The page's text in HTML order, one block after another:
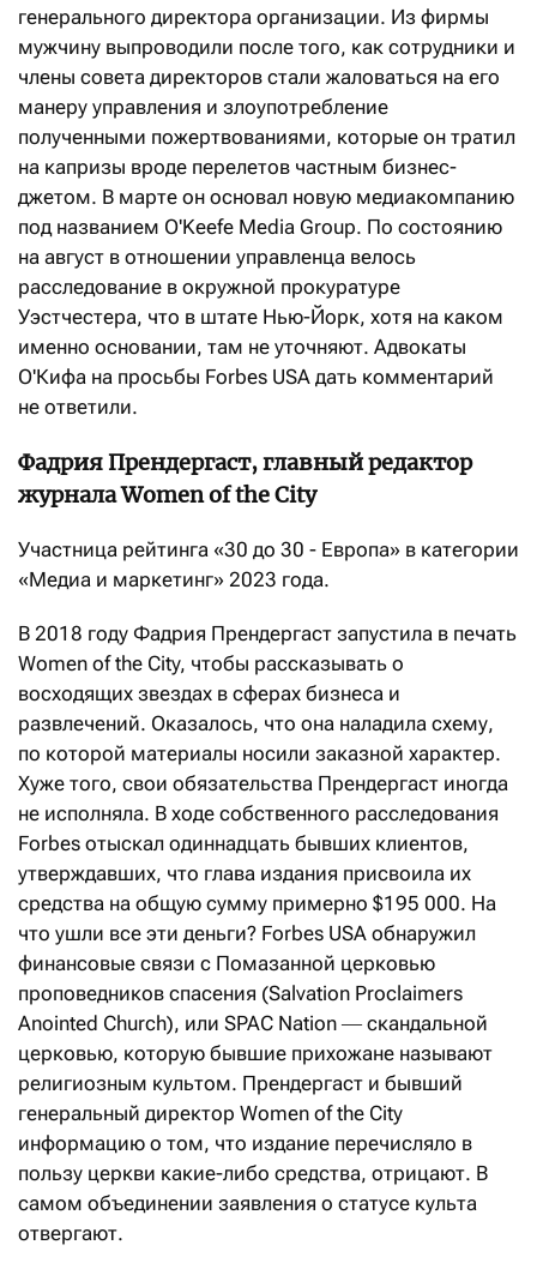
генерального директора организации. Из фирмы
мужчину выпроводили после того, как сотрудники и
члены совета директоров стали жаловаться на его
манеру управления и злоупотребление
полученными пожертвованиями, которые он тратил
на капризы вроде перелетов частным бизнес-
джетом. В марте он основал новую медиакомпанию
под названием O'Keefe Media Group. По состоянию
на август в отношении управленца велось
расследование в окружной прокуратуре
Уэстчестера, что в штате Нью-Йорк, хотя на каком
именно основании, там не уточняют. Адвокаты
О'Кифа на просьбы Forbes USA дать комментарий
не ответили.
Фадрия Прендергаст, главный редактор
журнала Women of the City
Участница рейтинга «30 до 30 - Европа» в категории
«Медиа и маркетинг» 2023 года.
В 2018 году Фадрия Прендергаст запустила в печать
Women of the City, чтобы рассказывать о
восходящих звездах в сферах бизнеса и
развлечений. Оказалось, что она наладила схему,
по которой материалы носили заказной характер.
Хуже того, свои обязательства Прендергаст иногда
не исполняла. В ходе собственного расследования
Forbes отыскал одиннадцать бывших клиентов,
утверждавших, что глава издания присвоила их
средства на общую сумму примерно $195 000. На
что ушли все эти деньги? Forbes USA обнаружил
финансовые связи с Помазанной церковью
проповедников спасения (Salvation Proclaimers
Anointed Church), или SPAC Nation ― скандальной
церковью, которую бывшие прихожане называют
религиозным культом. Прендергаст и бывший
генеральный директор Women of the City
информацию о том, что издание перечисляло в
пользу церкви какие-либо средства, отрицают. В
самом объединении заявления о статусе культа
отвергают.